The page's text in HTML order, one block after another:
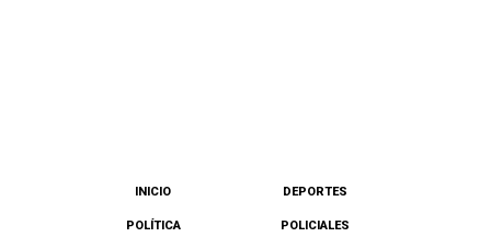
INICIO DEPORTES
POLÍTICA POLICIALES